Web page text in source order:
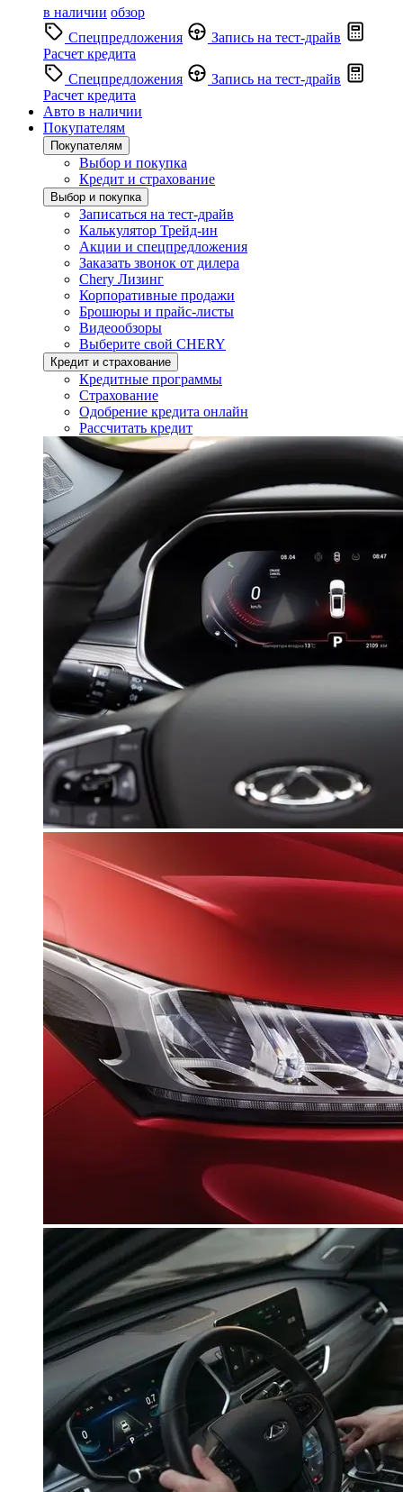
в наличии обзор
Спецпредложения
Запись на тест-драйв
Расчет кредита
Спецпредложения
Запись на тест-драйв
Расчет кредита
Авто в наличии
Покупателям
Покупателям
Выбор и покупка
Кредит и страхование
Выбор и покупка
Записаться на тест-драйв
Калькулятор Трейд-ин
Акции и спецпредложения
Заказать звонок от дилера
Chery Лизинг
Корпоративные продажи
Брошюры и прайс-листы
Видеообзоры
Выберите свой CHERY
Кредит и страхование
Кредитные программы
Страхование
Одобрение кредита онлайн
Рассчитать кредит